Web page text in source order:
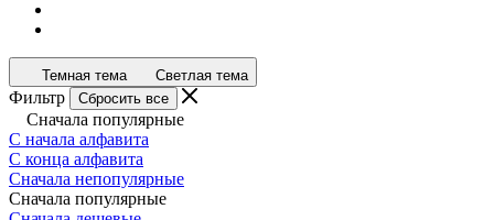
Темная тема Светлая тема
Фильтр Сбросить все
Сначала популярные
С начала алфавита
С конца алфавита
Сначала непопулярные
Сначала популярные